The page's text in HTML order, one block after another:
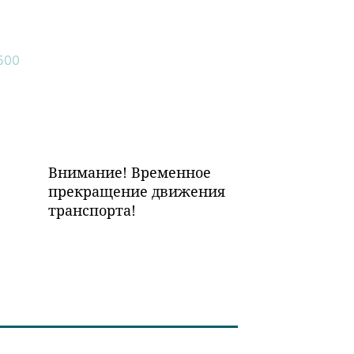
Внимание! Временное
прекращение движения
транспорта!